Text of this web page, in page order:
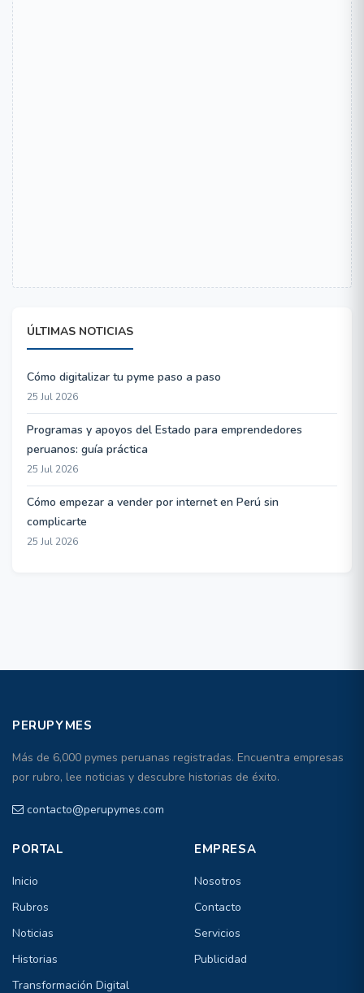
ÚLTIMAS NOTICIAS
Cómo digitalizar tu pyme paso a paso
25 Jul 2026
Programas y apoyos del Estado para emprendedores
peruanos: guía práctica
25 Jul 2026
Cómo empezar a vender por internet en Perú sin
complicarte
25 Jul 2026
PERUPYMES
Más de 6,000 pymes peruanas registradas. Encuentra empresas
por rubro, lee noticias y descubre historias de éxito.
contacto@perupymes.com
PORTAL
Inicio
Rubros
Noticias
Historias
Transformación Digital
EMPRESA
Nosotros
Contacto
Servicios
Publicidad